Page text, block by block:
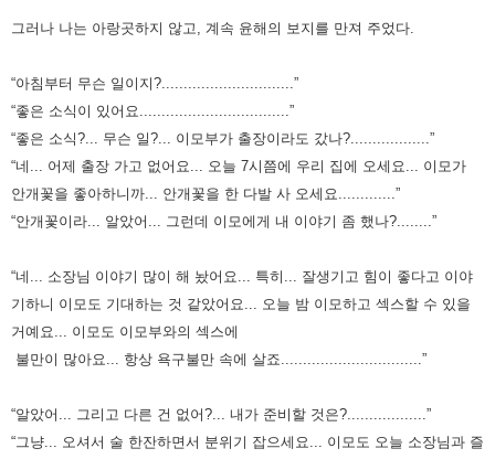
그러나 나는 아랑곳하지 않고, 계속 윤해의 보지를 만져 주었다.
“아침부터 무슨 일이지?..............................”
“좋은 소식이 있어요..................................”
“좋은 소식?... 무슨 일?... 이모부가 출장이라도 갔나?..................”
“네... 어제 출장 가고 없어요... 오늘 7시쯤에 우리 집에 오세요... 이모가
안개꽃을 좋아하니까... 안개꽃을 한 다발 사 오세요.............”
“안개꽃이라... 알았어... 그런데 이모에게 내 이야기 좀 했나?........”
“네... 소장님 이야기 많이 해 놨어요... 특히... 잘생기고 힘이 좋다고 이야
기하니 이모도 기대하는 것 같았어요...
오늘 밤 이모하고 섹스할 수 있을
거예요... 이모도 이모부와의 섹스에
불만이 많아요... 항상 욕구불만 속에 살죠................................”
“알았어... 그리고 다른 건 없어?... 내가 준비할 것은?..................”
“그냥... 오셔서 술 한잔하면서 분위기 잡으세요... 이모도 오늘 소장님과 즐